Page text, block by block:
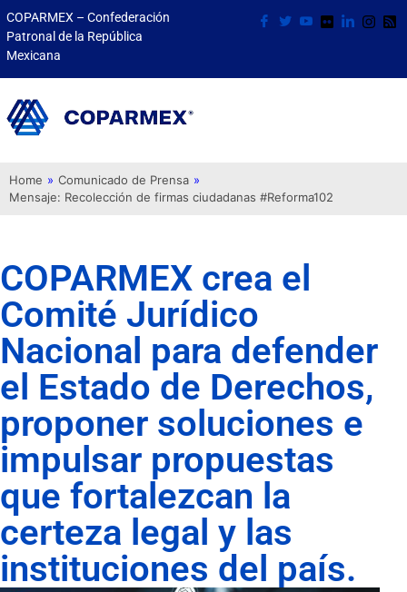
COPARMEX – Confederación
Patronal de la República
Mexicana
Home » Comunicado de Prensa »
Mensaje: Recolección de firmas ciudadanas #Reforma102
COPARMEX crea el
Comité Jurídico
Nacional para defender
el Estado de Derechos,
proponer soluciones e
impulsar propuestas
que fortalezcan la
certeza legal y las
instituciones del país.